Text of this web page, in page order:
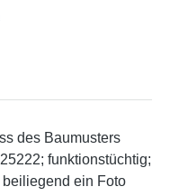
des Baumusters
funktionstüchtig;
beiliegend ein Foto